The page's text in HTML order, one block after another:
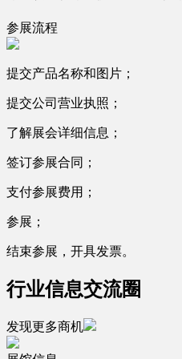
参展流程
提交产品名称和图片；
提交公司营业执照；
了解展会详细信息；
签订参展合同；
支付参展费用；
参展；
结束参展，开具发票。
行业信息交流圈
发现更多商机